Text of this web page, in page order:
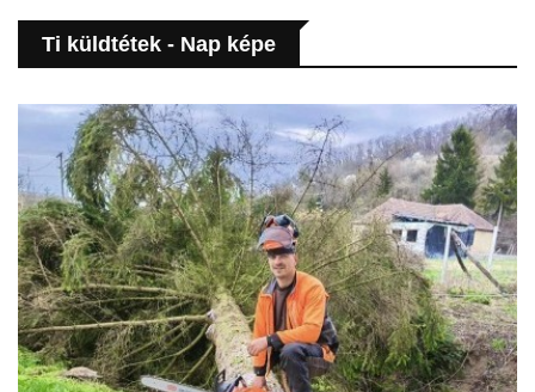
Ti küldtétek - Nap képe